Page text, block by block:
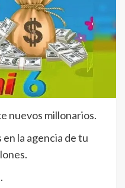
nuevos millonarios.
la agencia de tu